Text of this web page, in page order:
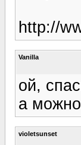
http://
Vanilla
ой,
а
violetsunset